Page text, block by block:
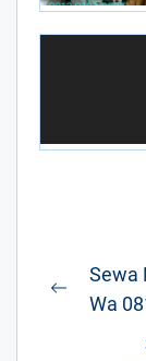
pos
Previous
Sewa
Wa